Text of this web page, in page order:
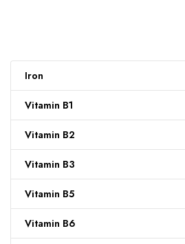
Iron
Vitamin B1
Vitamin B2
Vitamin B3
Vitamin B5
Vitamin B6